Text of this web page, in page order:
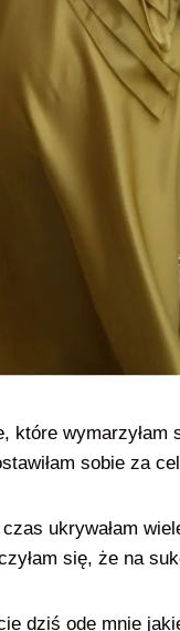
które wymarzyłam
sobie za
czas ukrywałam
się, że na
dziś ode mnie